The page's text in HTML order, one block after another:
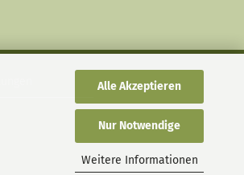
Alle Akzeptieren
Nur Notwendige
Weitere Informationen